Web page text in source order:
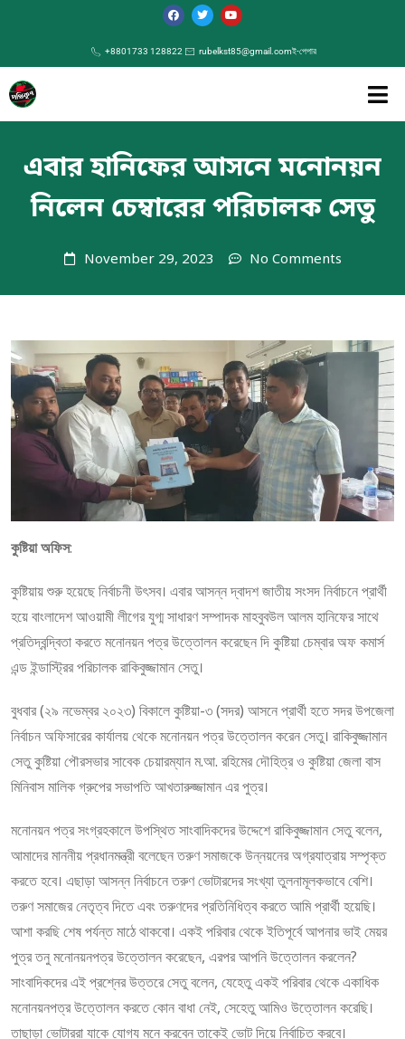
+8801733 128822 rubelkst85@gmail.comই-পেপার
এবার হানিফের আসনে মনোনয়ন
নিলেন চেম্বারের পরিচালক সেতু
November 29, 2023 No Comments
কুষ্টিয়া অফিস:
কুষ্টিয়ায় শুরু হয়েছে নির্বাচনী উৎসব। এবার আসন্ন দ্বাদশ জাতীয় সংসদ নির্বাচনে প্রার্থী
হয়ে বাংলাদেশ আওয়ামী লীগের যুগ্ম সাধারণ সম্পাদক মাহবুবউল আলম হানিফের সাথে
প্রতিদ্বন্দ্বিতা করতে মনোনয়ন পত্র উত্তোলন করেছেন দি কুষ্টিয়া চেম্বার অফ কমার্স
এন্ড ইন্ডাস্ট্রির পরিচালক রাকিবুজ্জামান সেতু।
বুধবার (২৯ নভেম্বর ২০২৩) বিকালে কুষ্টিয়া-৩ (সদর) আসনে প্রার্থী হতে সদর উপজেলা
নির্বাচন অফিসারের কার্যালয় থেকে মনোনয়ন পত্র উত্তোলন করেন সেতু। রাকিবুজ্জামান
সেতু কুষ্টিয়া পৌরসভার সাবেক চেয়ারম্যান ম.আ. রহিমের দৌহিত্র ও কুষ্টিয়া জেলা বাস
মিনিবাস মালিক গ্রুপের সভাপতি আখতারুজ্জামান এর পুত্র।
মনোনয়ন পত্র সংগ্রহকালে উপস্থিত সাংবাদিকদের উদ্দেশে রাকিবুজ্জামান সেতু বলেন,
আমাদের মাননীয় প্রধানমন্ত্রী বলেছেন তরুণ সমাজকে উন্নয়নের অগ্রযাত্রায় সম্পৃক্ত
করতে হবে। এছাড়া আসন্ন নির্বাচনে তরুণ ভোটারদের সংখ্যা তুলনামূলকভাবে বেশি।
তরুণ সমাজের নেতৃত্ব দিতে এবং তরুণদের প্রতিনিধিত্ব করতে আমি প্রার্থী হয়েছি।
আশা করছি শেষ পর্যন্ত মাঠে থাকবো। একই পরিবার থেকে ইতিপূর্বে আপনার ভাই মেয়র
পুত্র তনু মনোনয়নপত্র উত্তোলন করেছেন, এরপর আপনি উত্তোলন করলেন?
সাংবাদিকদের এই প্রশ্নের উত্তরে সেতু বলেন, যেহেতু একই পরিবার থেকে একাধিক
মনোনয়নপত্র উত্তোলন করতে কোন বাধা নেই, সেহেতু আমিও উত্তোলন করেছি।
তাছাড়া ভোটাররা যাকে যোগ্য মনে করবেন তাকেই ভোট দিয়ে নির্বাচিত করবে।